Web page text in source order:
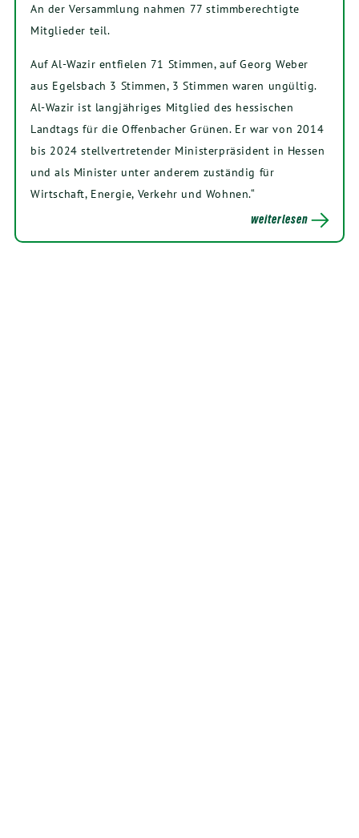
An der Versammlung nahmen 77 stimmberechtigte
Mitglieder teil.
Auf Al-Wazir entfielen 71 Stimmen, auf Georg Weber
aus Egelsbach 3 Stimmen, 3 Stimmen waren ungültig.
Al-Wazir ist langjähriges Mitglied des hessischen
Landtags für die Offenbacher Grünen. Er war von 2014
bis 2024 stellvertretender Ministerpräsident in Hessen
und als Minister unter anderem zuständig für
Wirtschaft, Energie, Verkehr und Wohnen.“
weiterlesen